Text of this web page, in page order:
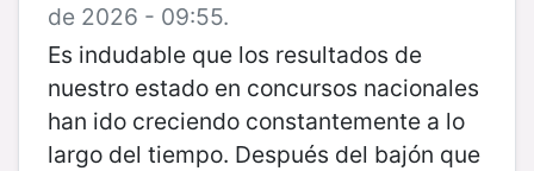
de 2026 - 09:55.
Es indudable que los resultados de
nuestro estado en concursos nacionales
han ido creciendo constantemente a lo
largo del tiempo. Después del bajón que